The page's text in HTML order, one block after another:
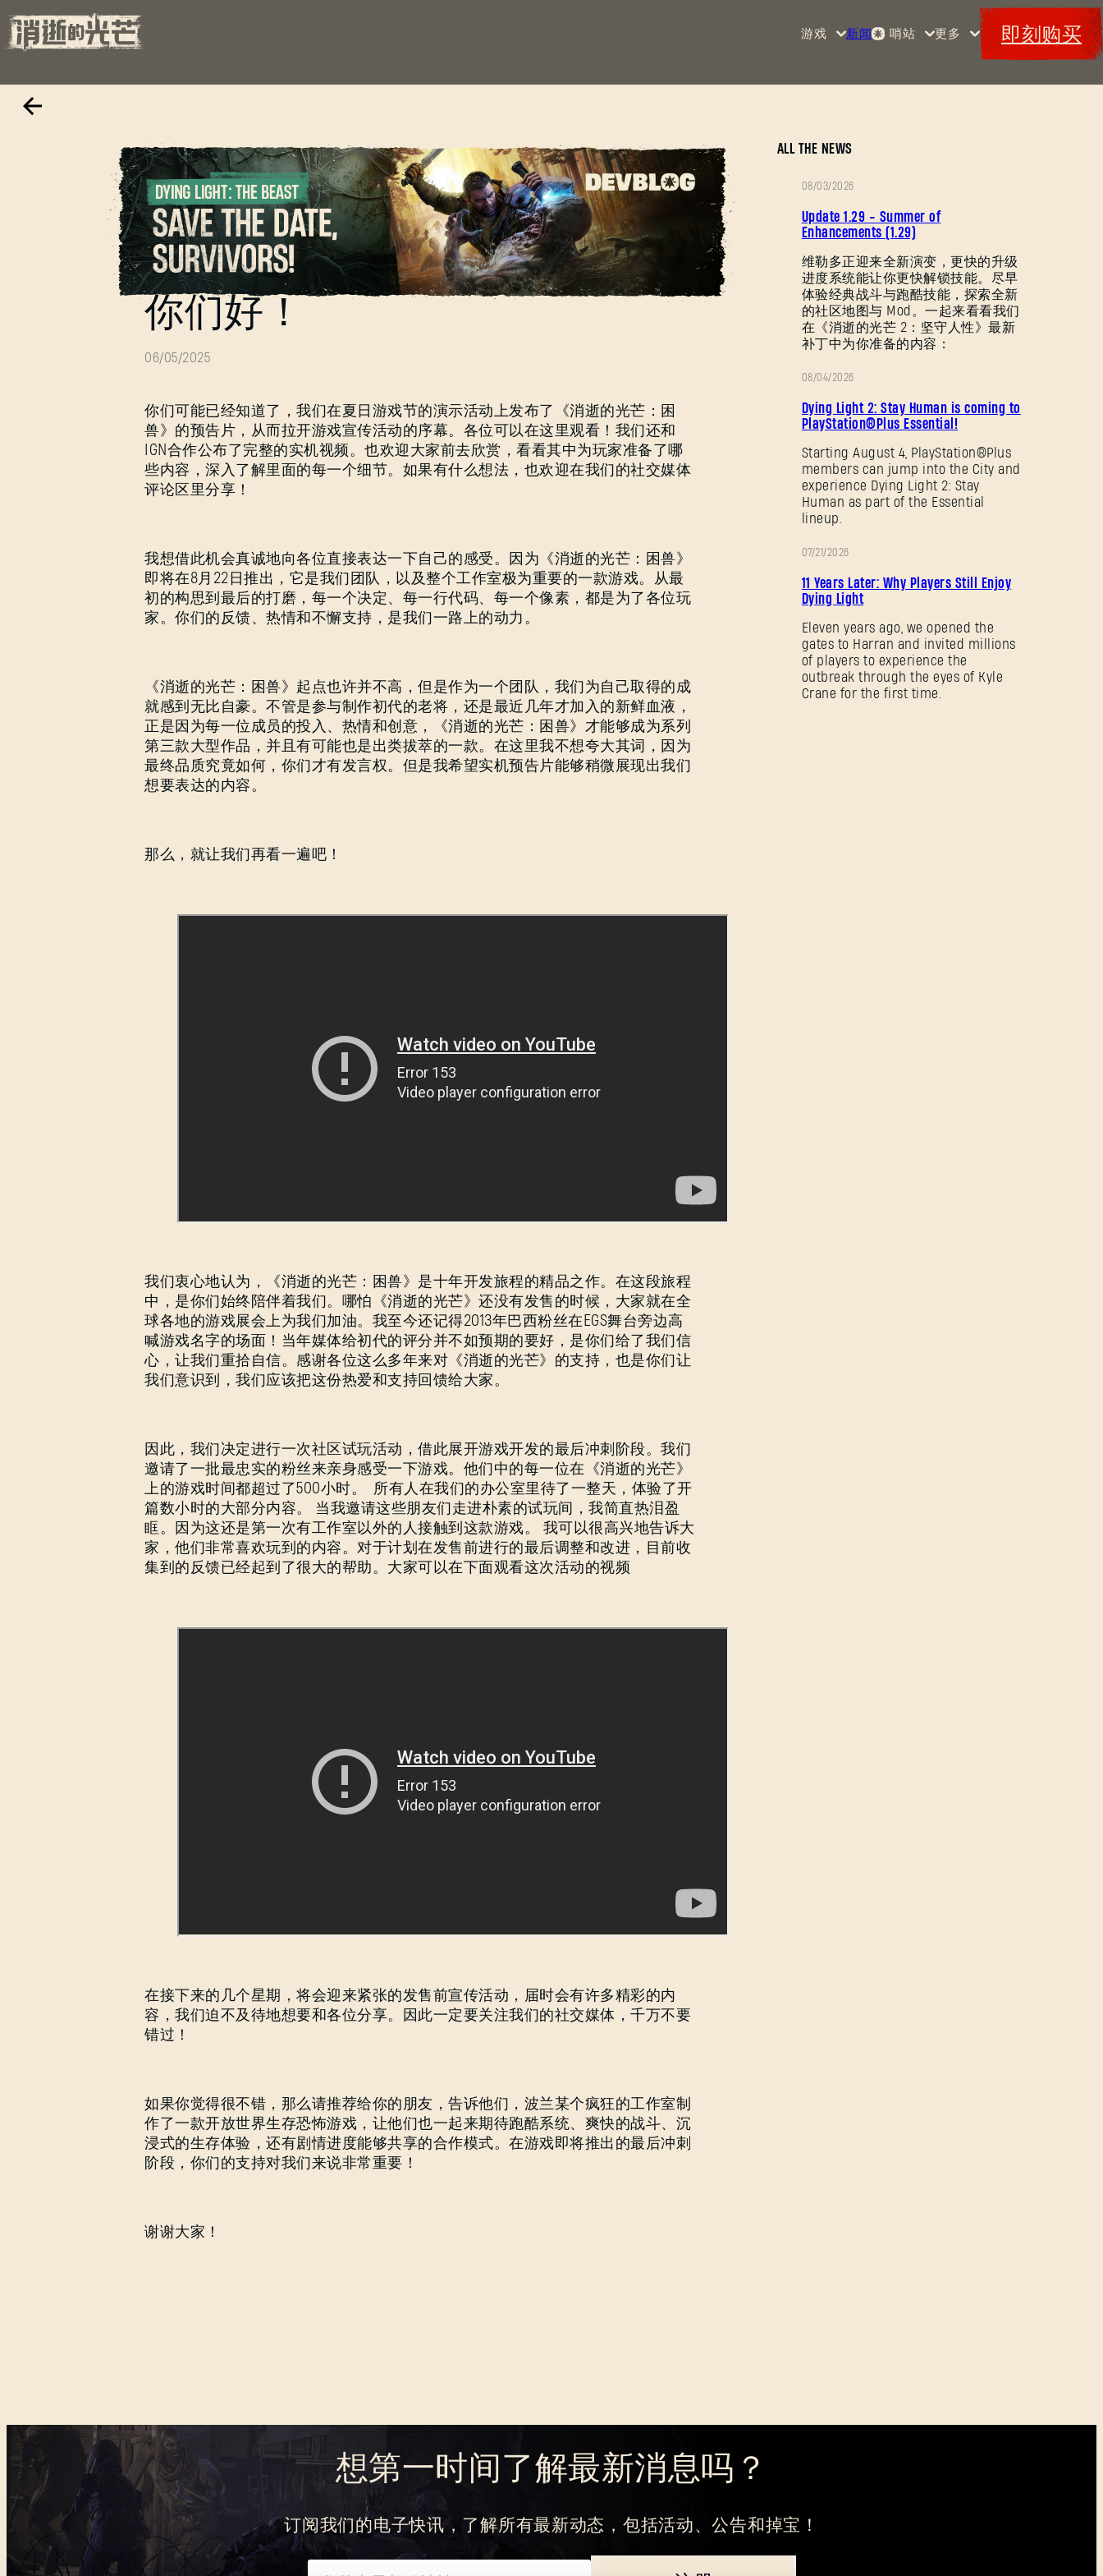
游戏
《消
的光
芒2
逝的
光
芒：
困
兽》
新闻 哨站
赏金
更多
活动
特典
即刻购买
《消逝的光芒》的各位玩家，
你们好！
06/05/2025
你们可能已经知道了，我们在夏日游戏节的演示活动上发布了《消逝的光芒：困
兽》的预告片，从而拉开游戏宣传活动的序幕。各位可以在这里观看！我们还和
IGN合作公布了完整的实机视频。也欢迎大家前去欣赏，看看其中为玩家准备了哪
些内容，深入了解里面的每一个细节。如果有什么想法，也欢迎在我们的社交媒体
评论区里分享！
我想借此机会真诚地向各位直接表达一下自己的感受。因为《消逝的光芒：困兽》
即将在8月22日推出，它是我们团队，以及整个工作室极为重要的一款游戏。从最
初的构思到最后的打磨，每一个决定、每一行代码、每一个像素，都是为了各位玩
家。你们的反馈、热情和不懈支持，是我们一路上的动力。
《消逝的光芒：困兽》起点也许并不高，但是作为一个团队，我们为自己取得的成
就感到无比自豪。不管是参与制作初代的老将，还是最近几年才加入的新鲜血液，
正是因为每一位成员的投入、热情和创意，《消逝的光芒：困兽》才能够成为系列
第三款大型作品，并且有可能也是出类拔萃的一款。在这里我不想夸大其词，因为
最终品质究竟如何，你们才有发言权。但是我希望实机预告片能够稍微展现出我们
想要表达的内容。
那么，就让我们再看一遍吧！
我们衷心地认为，《消逝的光芒：困兽》是十年开发旅程的精品之作。在这段旅程
中，是你们始终陪伴着我们。哪怕《消逝的光芒》还没有发售的时候，大家就在全
球各地的游戏展会上为我们加油。我至今还记得2013年巴西粉丝在EGS舞台旁边高
喊游戏名字的场面！当年媒体给初代的评分并不如预期的要好，是你们给了我们信
心，让我们重拾自信。感谢各位这么多年来对《消逝的光芒》的支持，也是你们让
我们意识到，我们应该把这份热爱和支持回馈给大家。
因此，我们决定进行一次社区试玩活动，借此展开游戏开发的最后冲刺阶段。我们
邀请了一批最忠实的粉丝来亲身感受一下游戏。他们中的每一位在《消逝的光芒》
上的游戏时间都超过了500小时。 所有人在我们的办公室里待了一整天，体验了开
篇数小时的大部分内容。 当我邀请这些朋友们走进朴素的试玩间，我简直热泪盈
眶。因为这还是第一次有工作室以外的人接触到这款游戏。 我可以很高兴地告诉大
家，他们非常喜欢玩到的内容。对于计划在发售前进行的最后调整和改进，目前收
集到的反馈已经起到了很大的帮助。大家可以在下面观看这次活动的视频
在接下来的几个星期，将会迎来紧张的发售前宣传活动，届时会有许多精彩的内
容，我们迫不及待地想要和各位分享。因此一定要关注我们的社交媒体，千万不要
错过！
如果你觉得很不错，那么请推荐给你的朋友，告诉他们，波兰某个疯狂的工作室制
作了一款开放世界生存恐怖游戏，让他们也一起来期待跑酷系统、爽快的战斗、沉
浸式的生存体验，还有剧情进度能够共享的合作模式。在游戏即将推出的最后冲刺
阶段，你们的支持对我们来说非常重要！
谢谢大家！
ALL THE NEWS
丁
08/03/2026
Update 1.29 - Summer of
Enhancements (1.29)
维勒多正迎来全新演变，更快的升级
进度系统能让你更快解锁技能。尽早
体验经典战斗与跑酷技能，探索全新
的社区地图与 Mod。一起来看看我们
在《消逝的光芒 2：坚守人性》最新
补丁中为你准备的内容：
销
08/04/2026
Dying Light 2: Stay Human is coming to
PlayStation®Plus Essential!
Starting August 4, PlayStation®Plus
members can jump into the City and
experience Dying Light 2: Stay
Human as part of the Essential
lineup.
销
07/21/2026
11 Years Later: Why Players Still Enjoy
Dying Light
Eleven years ago, we opened the
gates to Harran and invited millions
of players to experience the
outbreak through the eyes of Kyle
Crane for the first time.
想第一时间了解最新消息吗？
订阅我们的电子快讯，了解所有最新动态，包括活动、公告和掉宝！
电子邮箱地址